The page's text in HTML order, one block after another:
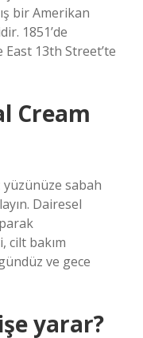
bir Amerikan
1851’de
13th Street’te
Cream
yüzünüze sabah
Dairesel
cilt bakım
ve gece
yarar?